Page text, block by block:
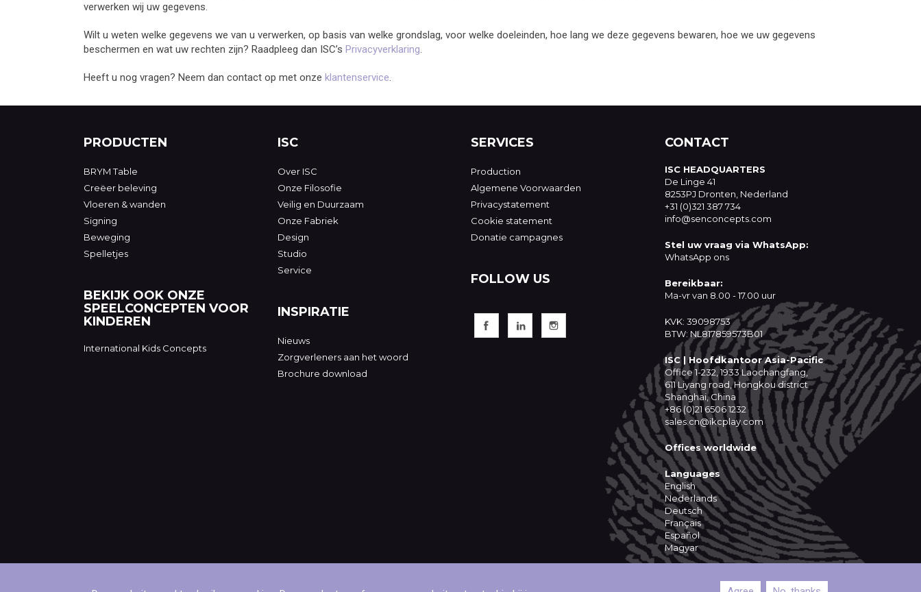
verwerken wij uw gegevens.
Wilt u weten welke gegevens we van u verwerken, op basis van welke grondslag, voor welke doeleinden, hoe lang we deze gegevens bewaren, hoe we uw gegevens
beschermen en wat uw rechten zijn? Raadpleeg dan ISC’s Privacyverklaring.
Heeft u nog vragen? Neem dan contact op met onze klantenservice.
PRODUCTEN
BRYM Table
Creëer beleving
Vloeren & wanden
Signing
Beweging
Spelletjes
BEKIJK OOK ONZE
SPEELCONCEPTEN VOOR
KINDEREN
International Kids Concepts
ISC
Over ISC
Onze Filosofie
Veilig en Duurzaam
Onze Fabriek
Design
Studio
Service
INSPIRATIE
Nieuws
Zorgverleners aan het woord
Brochure download
SERVICES
Production
Algemene Voorwaarden
Privacystatement
Cookie statement
Donatie campagnes
FOLLOW US
CONTACT
ISC HEADQUARTERS
De Linge 41
8253PJ Dronten, Nederland
+31 (0)321 387 734
info@senconcepts.com
Stel uw vraag via WhatsApp:
WhatsApp ons
Bereikbaar:
Ma-vr van 8.00 - 17.00 uur
KVK: 39098753
BTW: NL817859573B01
ISC | Hoofdkantoor Asia-Pacific
Office 1-232, 1933 Laochangfang,
611 Liyang road, Hongkou district
Shanghai, China
+86 (0)21 6506 1232
sales.cn@ikcplay.com
Offices worldwide
Languages
English
Nederlands
Deutsch
Français
Español
Magyar